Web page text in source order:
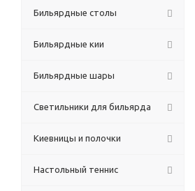
Бильярдные столы
Бильярдные кии
Бильярдные шары
Светильники для бильярда
Киевницы и полочки
Настольный теннис